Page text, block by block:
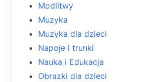
Modlitwy
Muzyka
Muzyka dla dzieci
Napoje i trunki
Nauka i Edukacja
Obrazki dla dzieci